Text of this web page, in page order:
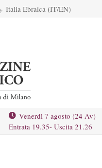
Italia Ebraica (IT/EN)
Venerdì 7 agosto (24 Av)
Entrata 19.35- Uscita 21.26